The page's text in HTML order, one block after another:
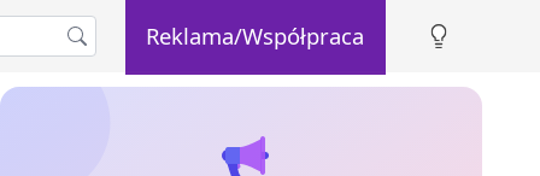
Reklama/Współpraca